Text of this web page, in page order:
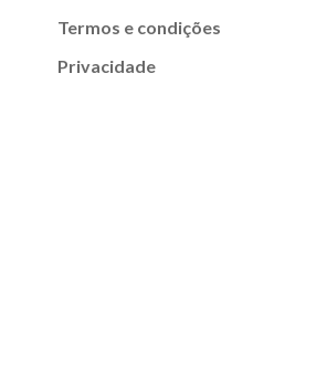
Termos e condições
Privacidade